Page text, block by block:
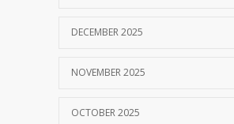
DECEMBER 2025
NOVEMBER 2025
OCTOBER 2025